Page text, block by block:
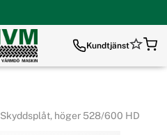
Kundtjänst
Skyddsplåt, höger 528/600 HD